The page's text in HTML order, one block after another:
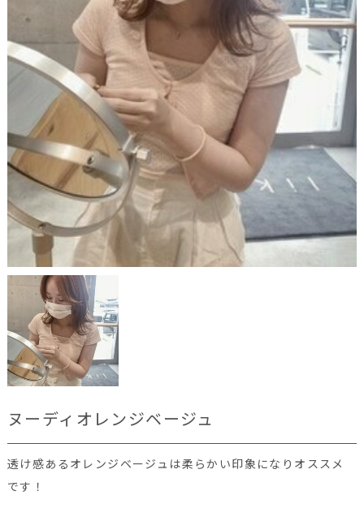
ヌーディオレンジベージュ
透け感あるオレンジベージュは柔らかい印象になりオススメ
です！